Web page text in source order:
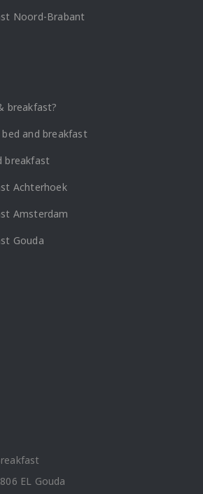
Noord-Brabant
breakfast?
and breakfast
breakfast
Achterhoek
Amsterdam
Gouda
EL Gouda